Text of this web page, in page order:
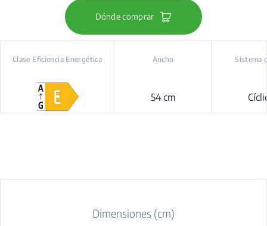
valoración.
Reviews.
Enlace
en
la
página.
Dónde comprar
Clase Eficiencia Energética Ancho
54 cm
Sistema
Dimensiones (cm)